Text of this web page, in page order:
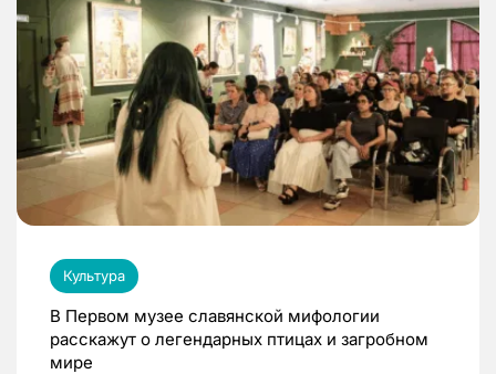
Культура
В Первом музее славянской мифологии
расскажут о легендарных птицах и загробном
мире